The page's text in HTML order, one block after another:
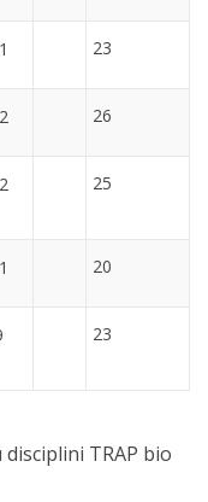
23
26
25
20
23
TRAP bio